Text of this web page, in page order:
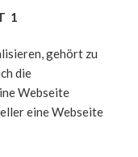
1
gehört zu
die
Webseite
eine Webseite